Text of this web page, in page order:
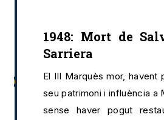
1948: Mort de
Sarriera
El III Marquès mor, havent
seu patrimoni i influència a
sense haver pogut